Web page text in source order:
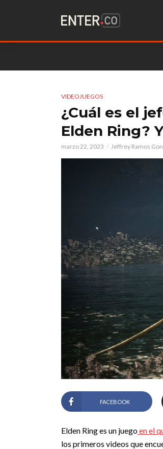
VIDEOJUEGOS
¿Cuál es el
Elden Ring?
marzo 22, 2023 Jeffrey Ramos
FACEBOOK
Elden Ring es un juegoen el
los primeros videos que